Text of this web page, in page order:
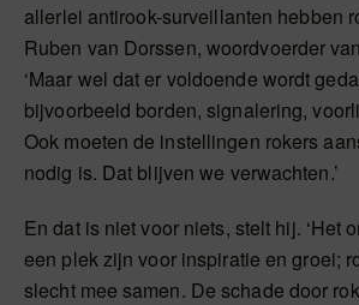
allerlei antirook-surveillanten hebben
Ruben van Dorssen, woordvoerder
‘Maar wel dat er voldoende wordt
bijvoorbeeld borden, signalering,
Ook moeten de instellingen rokers
nodig is. Dat blijven we verwachten.’
En dat is niet voor niets, stelt hij. ‘Het
een plek zijn voor inspiratie en groei;
slecht mee samen. De schade door